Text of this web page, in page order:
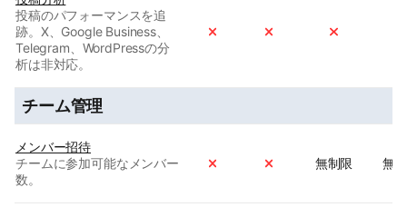
投稿のパフォーマンスを追
跡。X、Google Business、
Telegram、WordPressの分
析は非対応。
チーム管理
メンバー招待
チームに参加可能なメンバー
数。
無制限 無